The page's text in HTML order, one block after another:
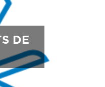
DE